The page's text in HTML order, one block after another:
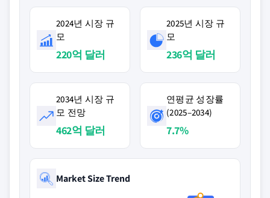
2024년 시장 규
모
220억 달러
2025년 시장 규
모
236억 달러
2034년 시장 규
모 전망
462억 달러
연평균 성장률
(2025–2034)
7.7%
Market Size Trend